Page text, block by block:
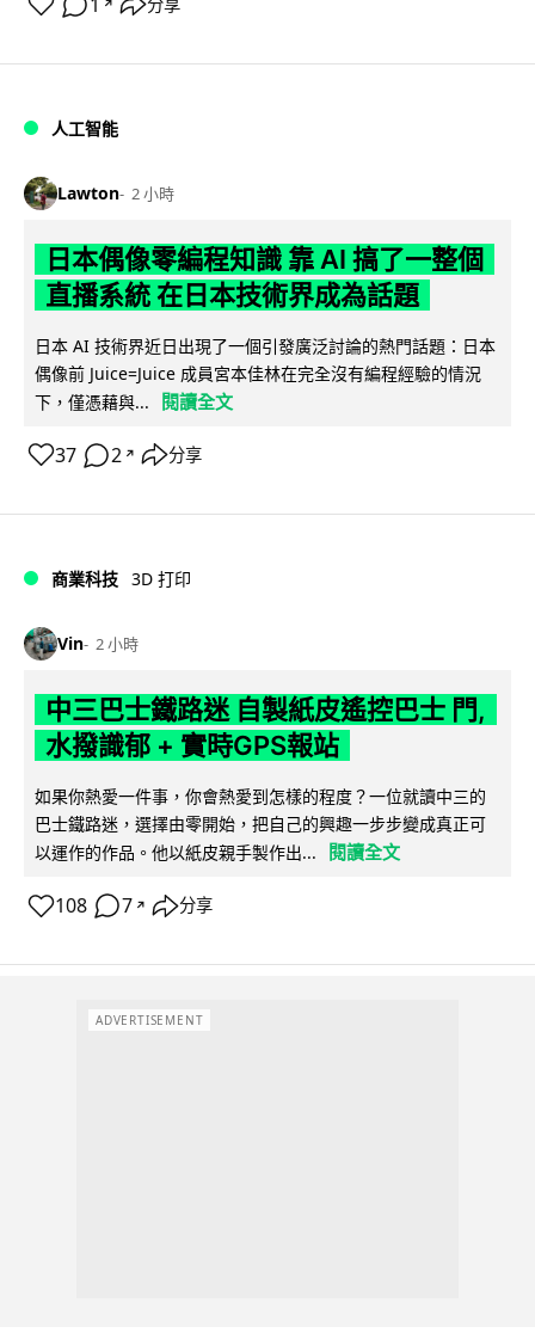
↗
人工智能
Lawton 2 小時
日本偶像零編程知識 靠 AI 搞了一整個
直播系統 在日本技術界成為話題
日本 AI 技術界近日出現了一個引發廣泛討論的熱門話題：日本
偶像前 Juice=Juice 成員宮本佳林在完全沒有編程經驗的情況
下，僅憑藉與...
閱讀全文
37 2 ↗ 分享
商業科技 3D 打印
Vin 2 小時
中三巴士鐵路迷 自製紙皮遙控巴士 門,
水撥識郁 + 實時GPS報站
如果你熱愛一件事，你會熱愛到怎樣的程度？一位就讀中三的
巴士鐵路迷，選擇由零開始，把自己的興趣一步步變成真正可
以運作的作品。他以紙皮親手製作出...
閱讀全文
108 7 ↗ 分享
ADVERTISEMENT